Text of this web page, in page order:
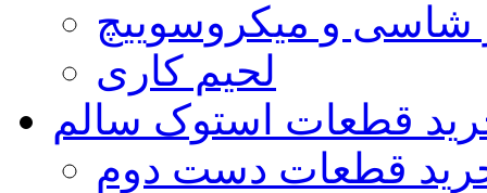
شاسی و میکروسوییچ
لحیم کاری
قطعات استوک سالم
قطعات دست دوم